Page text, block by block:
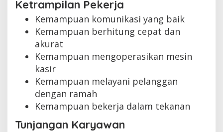
Ketrampilan Pekerja
Kemampuan komunikasi yang baik
Kemampuan berhitung cepat dan
akurat
Kemampuan mengoperasikan mesin
kasir
Kemampuan melayani pelanggan
dengan ramah
Kemampuan bekerja dalam tekanan
Tunjangan Karyawan